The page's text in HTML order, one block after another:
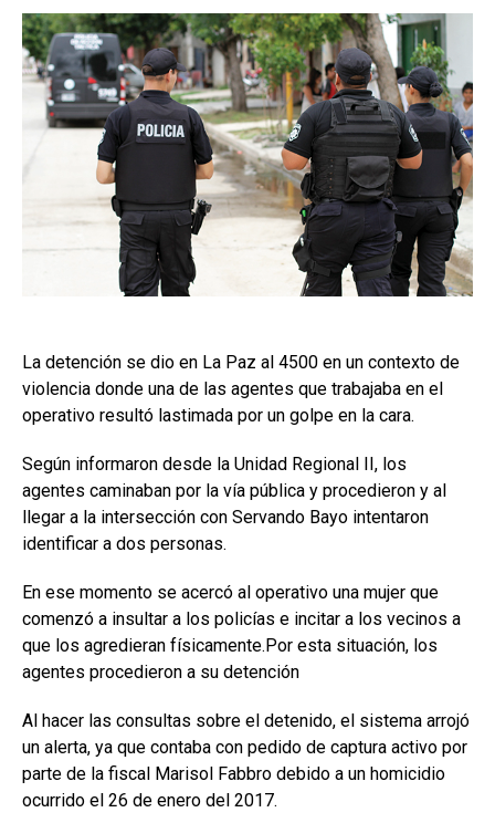
La detención se dio en La Paz al 4500 en un contexto de
violencia donde una de las agentes que trabajaba en el
operativo resultó lastimada por un golpe en la cara.
Según informaron desde la Unidad Regional II, los
agentes caminaban por la vía pública y procedieron y al
llegar a la intersección con Servando Bayo intentaron
identificar a dos personas.
En ese momento se acercó al operativo una mujer que
comenzó a insultar a los policías e incitar a los vecinos a
que los agredieran físicamente.Por esta situación, los
agentes procedieron a su detención
Al hacer las consultas sobre el detenido, el sistema arrojó
un alerta, ya que contaba con pedido de captura activo por
parte de la fiscal Marisol Fabbro debido a un homicidio
ocurrido el 26 de enero del 2017.